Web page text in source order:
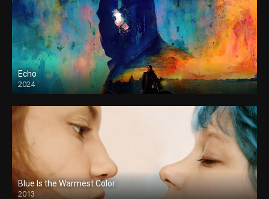
Echo
2024
Blue Is the Warmest Color
2013